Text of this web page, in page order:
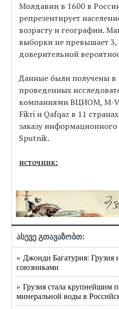
Молдавии в 1600 в
репрезентирует
возрасту и географии.
выборки не превышает
доверительной
Данные были получены в
проведенных
компаниями ВЦИОМ, M-
Fikri и Qafqaz в 11
заказу информационного
Sputnik.
источник:
ასევე გთავაზობთ:
» Джонди Багатурия:
союзниками
» Грузия стала крупнейшим
минеральной воды в